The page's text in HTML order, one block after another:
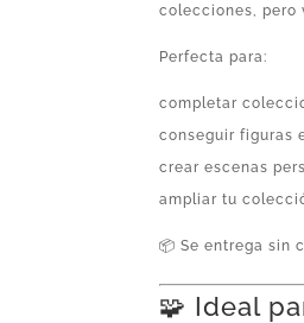
colecciones, pero
Perfecta para:
completar
conseguir figuras
crear escenas
ampliar tu
📦 Se entrega sin
🧩 Ideal